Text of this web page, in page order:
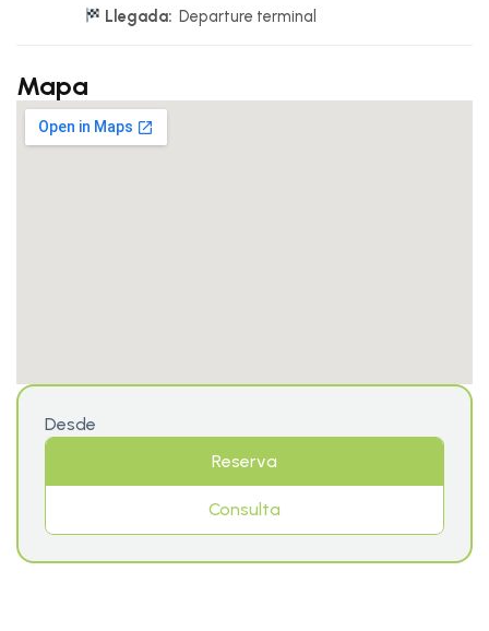
Llegada: Departure terminal
Mapa
Desde
Reserva
Consulta